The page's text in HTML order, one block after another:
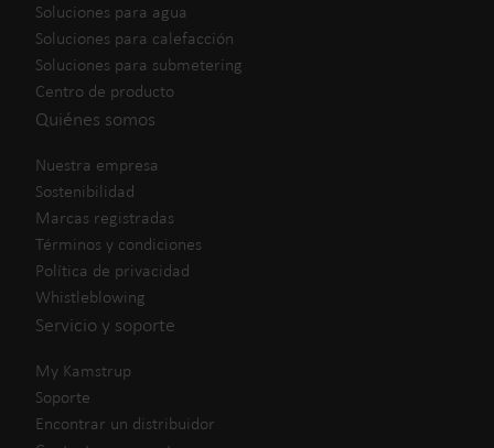
Soluciones para agua
Soluciones para calefacción
Soluciones para submetering
Centro de producto
Quiénes somos
Nuestra empresa
Sostenibilidad
Marcas registradas
Términos y condiciones
Política de privacidad
Whistleblowing
Servicio y soporte
My Kamstrup
Soporte
Encontrar un distribuidor